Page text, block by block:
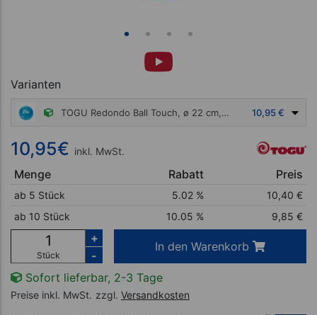
Varianten
TOGU Redondo Ball Touch, ø 22 cm, blau 10,95 €
10,95€ inkl. MwSt.
Menge Rabatt Preis
ab 5 Stück 5.02 % 10,40€
ab 10 Stück
10.05 % 9,85€
Stück
+
-
In den Warenkorb
Sofort lieferbar, 2-3 Tage
Preise inkl. MwSt. zzgl. Versandkosten